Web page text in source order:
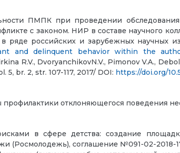
ПМПК при проведении
с законом. НИР в составе научного
российских и зарубежных научных
and delinquent behavior within the
R.V., DvoryanchikovN.V., Pimonov V.A.,
5, br. 2, str. 107-117, 2017/ DOI: https://doi.org/
отклоняющегося поведения
в сфере детства: создание
(Росмолодежь), соглашение №091-02-2018-